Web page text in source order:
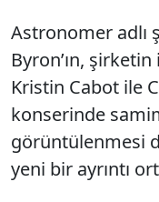
Astronomer adlı
Byron’ın,
Kristin Cabot ile
konserinde
görüntülenmesi
yeni bir ayrıntı